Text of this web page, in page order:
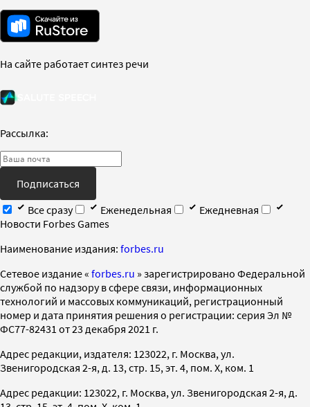
На сайте работает синтез речи
Рассылка:
Подписаться
Все сразу
Еженедельная
Ежедневная
Новости Forbes Games
Наименование издания: forbes.ru
Cетевое издание « forbes.ru » зарегистрировано Федеральной
службой по надзору в сфере связи, информационных
технологий и массовых коммуникаций, регистрационный
номер и дата принятия решения о регистрации: серия Эл №
ФС77-82431 от 23 декабря 2021 г.
Адрес редакции, издателя: 123022, г. Москва, ул.
Звенигородская 2-я, д. 13, стр. 15, эт. 4, пом. X, ком. 1
Адрес редакции: 123022, г. Москва, ул. Звенигородская 2-я, д.